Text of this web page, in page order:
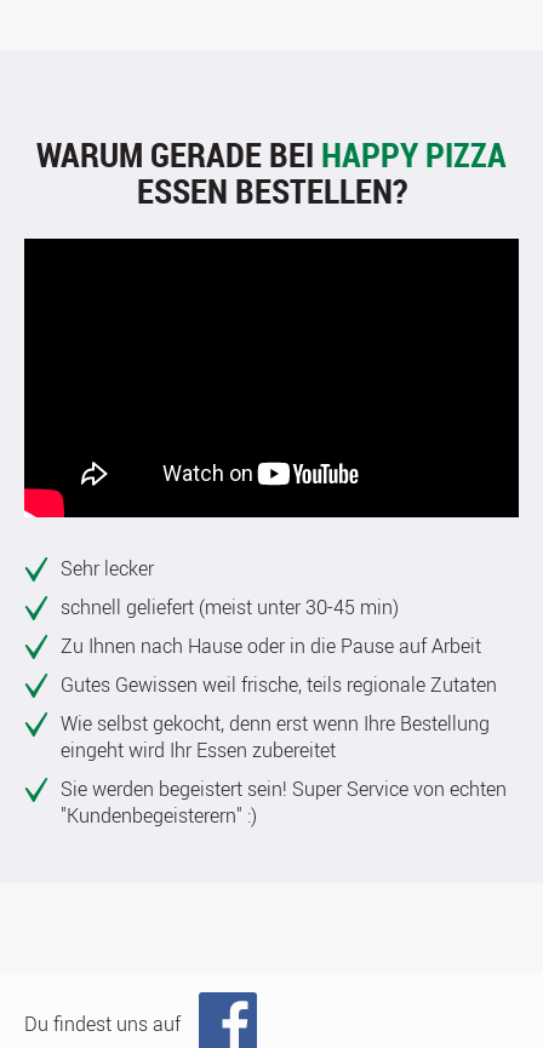
WARUM GERADE BEI HAPPY PIZZA
ESSEN BESTELLEN?
Sehr lecker
schnell geliefert (meist unter 30-45 min)
Zu Ihnen nach Hause oder in die Pause auf Arbeit
Gutes Gewissen weil frische, teils regionale Zutaten
Wie selbst gekocht, denn erst wenn Ihre Bestellung
eingeht wird Ihr Essen zubereitet
Sie werden begeistert sein! Super Service von echten
"Kundenbegeisterern" :)
Du findest uns auf